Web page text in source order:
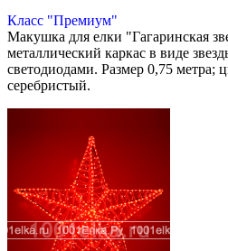
Класс "Премиум"
Макушка для елки "Гагаринская
металлический каркас в виде
светодиодами. Размер 0,75 метра;
серебристый.